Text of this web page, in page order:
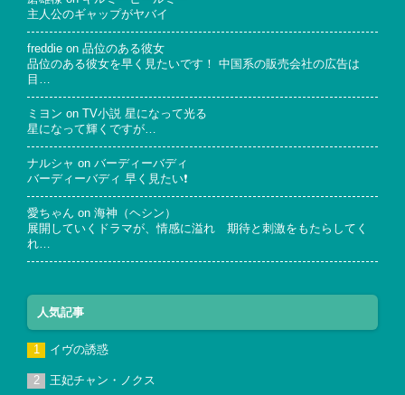
主人公のギャップがヤバイ
freddie on 品位のある彼女
品位のある彼女を早く見たいです！ 中国系の販売会社の広告は
目…
ミヨン on TV小説 星になって光る
星になって輝くですが…
ナルシャ on バーディーバディ
バーディーバディ 早く見たい❗
愛ちゃん on 海神（ヘシン）
展開していくドラマが、情感に溢れ 期待と刺激をもたらしてく
れ…
人気記事
イヴの誘惑
王妃チャン・ノクス